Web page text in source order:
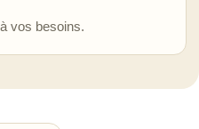
vos besoins.